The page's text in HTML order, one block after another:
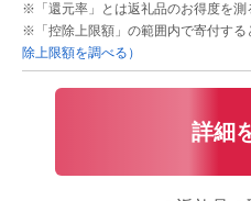
※「還元率」とは返礼品のお得度を測
※「控除上限額」の範囲内で寄付する
除上限額を調べる）
詳細